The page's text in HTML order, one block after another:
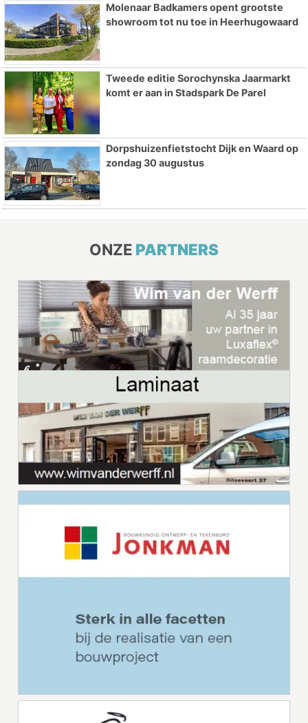
Molenaar Badkamers opent grootste
showroom tot nu toe in Heerhugowaard
Tweede editie Sorochynska Jaarmarkt
komt er aan in Stadspark De Parel
Dorpshuizenfietstocht Dijk en Waard op
zondag 30 augustus
ONZE PARTNERS